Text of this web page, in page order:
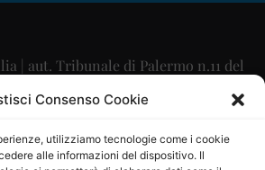
Consenso Cookie
utilizziamo tecnologie come i cookie
alle informazioni del dispositivo. Il
| aut. Tribunale di Palermo n.11 del
29/09/2015